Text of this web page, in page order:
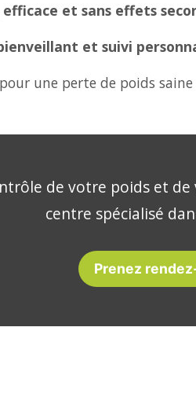
et sans effets
et suivi
pour une perte de poids
de votre poids et
centre spécialisé
Prenez